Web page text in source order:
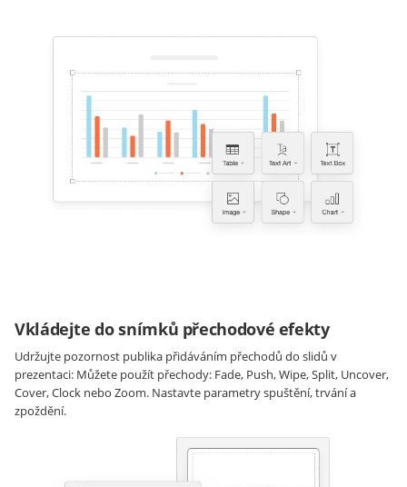
Vkládejte do snímků přechodové efekty
Udržujte pozornost publika přidáváním přechodů do slidů v
prezentaci: Můžete použít přechody: Fade, Push, Wipe, Split, Uncover,
Cover, Clock nebo Zoom. Nastavte parametry spuštění, trvání a
zpoždění.